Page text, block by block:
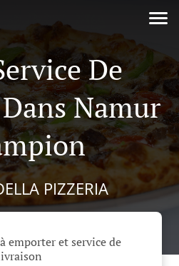
De
Namur
PIZZERIA
emporter et service de